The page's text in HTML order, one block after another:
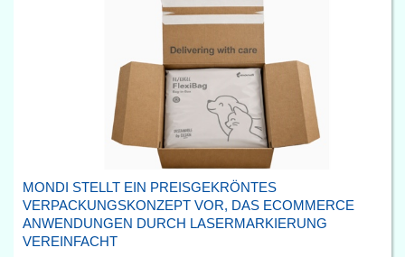
MONDI STELLT EIN PREISGEKRÖNTES
VERPACKUNGSKONZEPT VOR, DAS ECOMMERCE
ANWENDUNGEN DURCH LASERMARKIERUNG
VEREINFACHT